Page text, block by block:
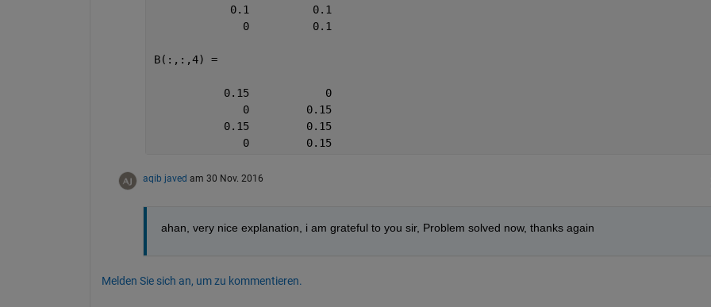
            0.1          0.1
              0          0.1
B(:,:,4) =
           0.15            0
              0         0.15
           0.15         0.15
              0         0.15
aqib javed am 30 Nov. 2016
ahan, very nice explanation, i am grateful to you sir, Problem solved now, thanks again
Melden Sie sich an, um zu kommentieren.